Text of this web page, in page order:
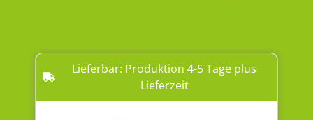
Lieferbar: Produktion 4-5 Tage plus
Lieferzeit